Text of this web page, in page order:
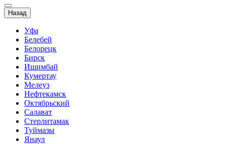
Назад
Уфа
Белебей
Белорецк
Бирск
Ишимбай
Кумертау
Мелеуз
Нефтекамск
Октябрьский
Салават
Стерлитамак
Туймазы
Янаул